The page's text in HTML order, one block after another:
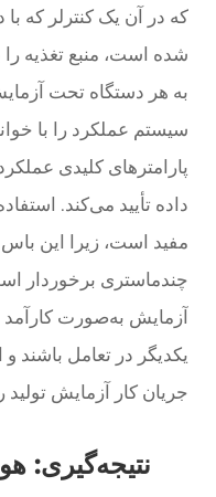
که در آن یک کنترلر که با
شده است، منبع تغذیه
سیستم عملکرد را با
پارامترهای کلیدی
مفید است، زیرا این باس
چندماستری برخوردار
آزمایش به‌صورت
یکدیگر در تعامل باشند
جریان کار آزمایش
نتیجه‌گیری: